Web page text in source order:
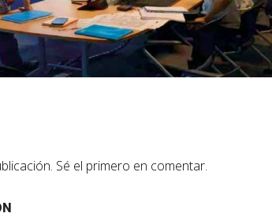
Sé el primero en comentar.